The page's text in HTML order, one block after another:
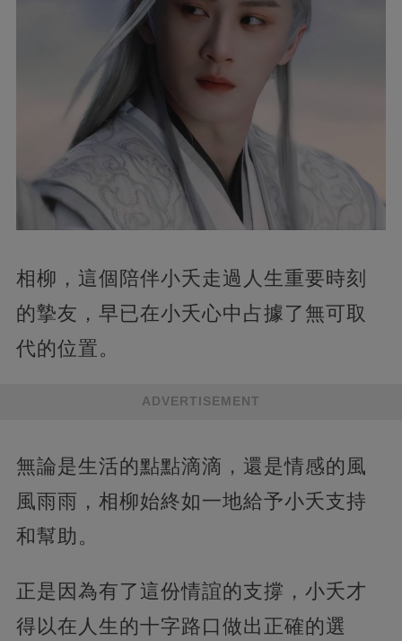
相柳，這個陪伴小夭走過人生重要時刻
的摯友，早已在小夭心中占據了無可取
代的位置。
ADVERTISEMENT
無論是生活的點點滴滴，還是情感的風
風雨雨，相柳始終如一地給予小夭支持
和幫助。
正是因為有了這份情誼的支撐，小夭才
得以在人生的十字路口做出正確的選